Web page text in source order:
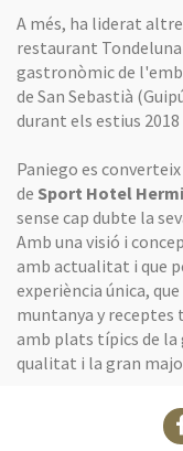
A més, ha liderat
restaurant Tondeluna
gastronòmic de
de San Sebastià (
durant els estius 2018
Paniego es
de Sport Hotel
sense cap dubte la
Amb una visió i
amb actualitat i que
experiència única,
muntanya y receptes
amb plats típics de
qualitat i la gran